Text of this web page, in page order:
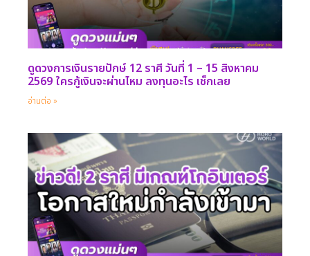
ดูดวงการเงินรายปักษ์ 12 ราศี วันที่ 1 – 15 สิงหาคม
2569 ใครกู้เงินจะผ่านไหม ลงทุนอะไร เช็กเลย
อ่านต่อ »